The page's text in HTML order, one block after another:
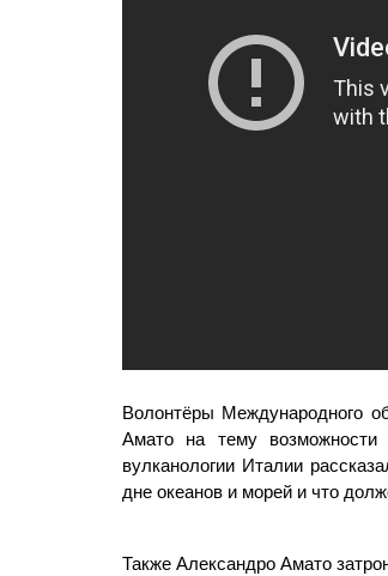
Волонтёры Международного
Амато на тему возможности
вулканологии Италии
дне океанов и морей и что
Также Александро Амато